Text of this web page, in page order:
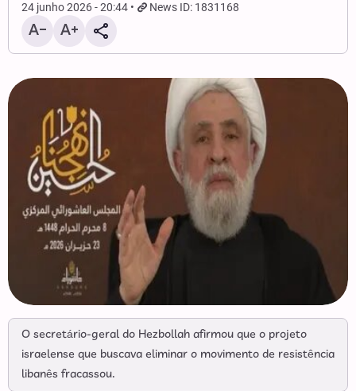
24 junho 2026 - 20:44 News ID: 1831168
O secretário-geral do Hezbollah afirmou que o projeto
israelense que buscava eliminar o movimento de resistência
libanês fracassou.